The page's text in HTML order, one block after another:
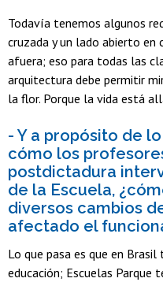
Todavía tenemos algunos
cruzada y un lado abierto
afuera; eso para todas las
arquitectura debe permitir
la flor. Porque la vida está
- Y a propósito de
cómo los
postdictadura
de la Escuela,
diversos cambios
afectado el
Lo que pasa es que en
educación; Escuelas